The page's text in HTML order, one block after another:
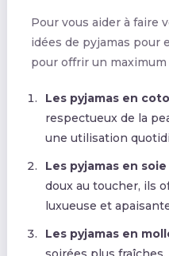
Pour vous aider à faire
idées de pyjamas pour
pour offrir un
Les pyjamas en
respectueux de la
une utilisation
Les pyjamas en soie
doux au toucher, ils
luxueuse et
Les pyjamas en